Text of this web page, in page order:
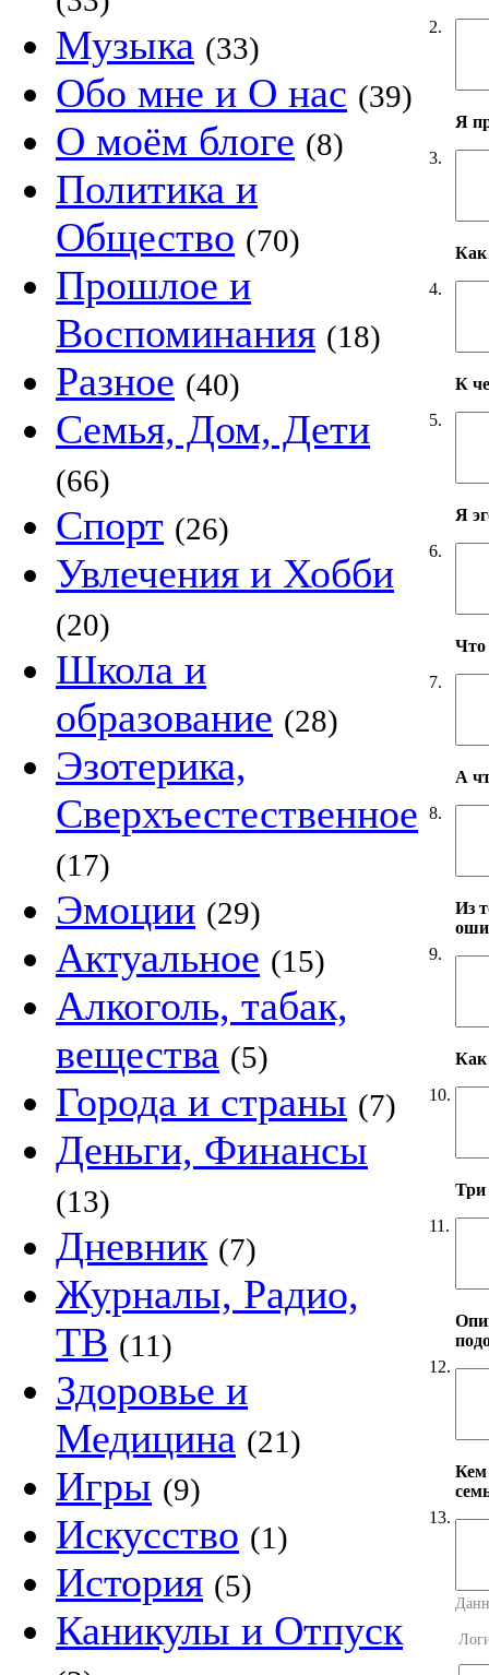
Музыка (33)
Обо мне и О нас (39)
О моём блоге (8)
Политика и
Общество (70)
Прошлое и
Воспоминания (18)
Разное (40)
Семья, Дом, Дети
(66)
Спорт (26)
Увлечения и Хобби
(20)
Школа и
образование (28)
Эзотерика,
Сверхъестественное
(17)
Эмоции (29)
Актуальное (15)
Алкоголь, табак,
вещества (5)
Города и страны (7)
Деньги, Финансы
(13)
Дневник (7)
Журналы, Радио,
ТВ (11)
Здоровье и
Медицина (21)
Игры (9)
Искусство (1)
История (5)
Каникулы и Отпуск
2.
3.
Я
4.
Как
5.
К
6.
Я
7.
Что
8.
А
9.
Из
10.
Как
11.
Три
12.
13.
Кем